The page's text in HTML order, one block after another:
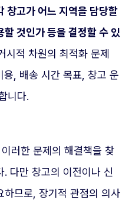
창고가 어느 지역을 담당할
것인가 등을 결정할 수 있
시적 차원의 최적화 문제
, 배송 시간 목표, 창고 운
니다.
러한 문제의 해결책을 찾
다만 창고의 이전이나 신
하므로, 장기적 관점의 의사